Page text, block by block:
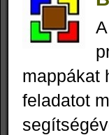
mappákat
feladatot